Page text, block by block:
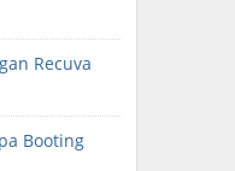
Recuva
Booting